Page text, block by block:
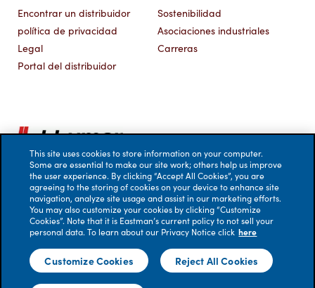
Encontrar un distribuidor
política de privacidad
Legal
Portal del distribuidor
Sostenibilidad
Asociaciones industriales
Carreras
© 2026 Eastman Performance Films, LLC. Todos los
derechos reservados. No se acepta ninguna
responsabilidad por errores. Las representaciones visuales
This site uses cookies to store information on your computer.
Some are essential to make our site work; others help us improve
the user experience. By clicking “Accept All Cookies”, you are
agreeing to the storing of cookies on your device to enhance site
navigation, analyze site usage and assist in our marketing efforts.
You may also customize your cookies by clicking “Customize
Cookies”. Note that it is Eastman’s current policy to not sell your
personal data. To learn about our Privacy Notice click here
Customize Cookies Reject All Cookies